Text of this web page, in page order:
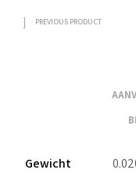
PREVIOUS PRODUCT
Gewicht